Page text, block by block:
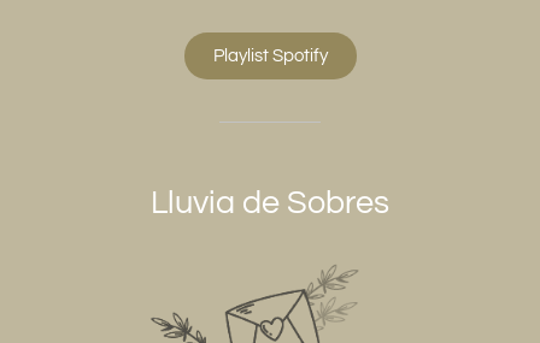
Playlist Spotify
Lluvia de Sobres